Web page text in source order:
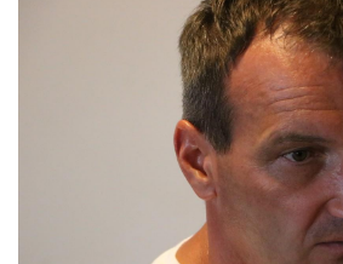
NYITÓLAP
HÍREK
CSAPATOK
MÉRKŐZÉSEK
KLUB
GALÉRIA